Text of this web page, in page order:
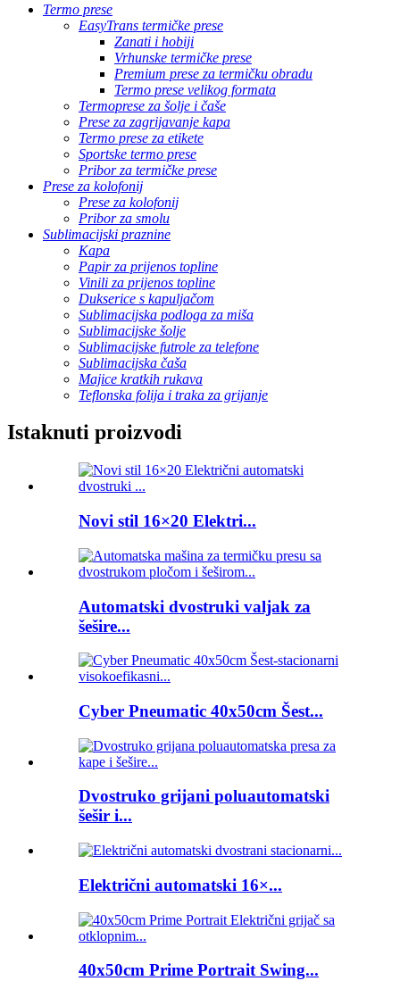
Termo prese
EasyTrans termičke prese
Zanati i hobiji
Vrhunske termičke prese
Premium prese za termičku obradu
Termo prese velikog formata
Termoprese za šolje i čaše
Prese za zagrijavanje kapa
Termo prese za etikete
Sportske termo prese
Pribor za termičke prese
Prese za kolofonij
Prese za kolofonij
Pribor za smolu
Sublimacijski praznine
Kapa
Papir za prijenos topline
Vinili za prijenos topline
Dukserice s kapuljačom
Sublimacijska podloga za miša
Sublimacijske šolje
Sublimacijske futrole za telefone
Sublimacijska čaša
Majice kratkih rukava
Teflonska folija i traka za grijanje
Istaknuti proizvodi
Novi stil 16×20 Elektri...
Automatski dvostruki valjak za
šešire...
Cyber ​​Pneumatic 40x50cm Šest...
Dvostruko grijani poluautomatski
šešir i...
Električni automatski 16×...
40x50cm Prime Portrait Swing...